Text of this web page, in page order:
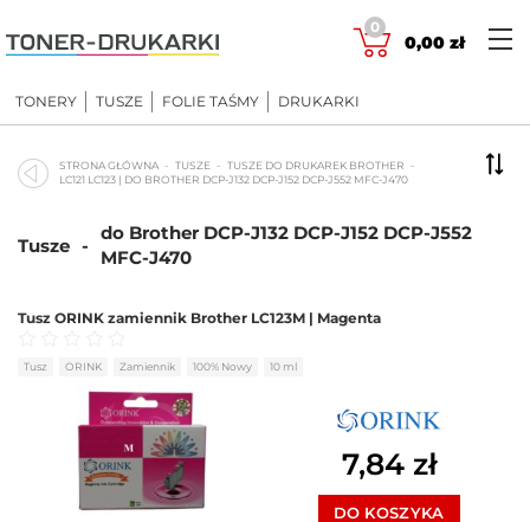
to
content
0
0,00 zł
TONERY TUSZE FOLIE TAŚMY DRUKARKI
STRONA GŁÓWNA TUSZE
TUSZE DO DRUKAREK BROTHER
LC121 LC123 | DO BROTHER DCP-J132 DCP-J152 DCP-J552 MFC-J470
Tusze -
do Brother DCP-J132 DCP-J152 DCP-J552
MFC-J470
Tusz ORINK zamiennik Brother LC123M | Magenta
Oceniono0na 5
Tusz ORINK Zamiennik 100% Nowy 10 ml
7,84 zł
DO KOSZYKA